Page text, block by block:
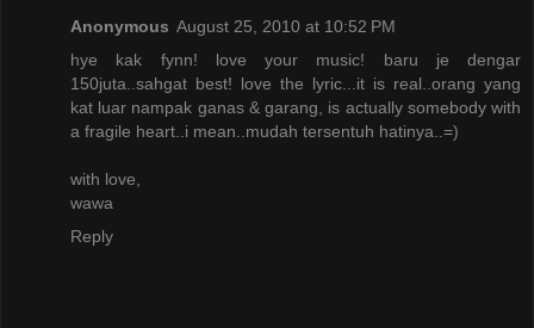
Anonymous August 25, 2010 at 10:52 PM
hye kak fynn! love your music! baru je dengar
150juta..sahgat best! love the lyric...it is real..orang yang
kat luar nampak ganas & garang, is actually somebody with
a fragile heart..i mean..mudah tersentuh hatinya..=)
with love,
wawa
Reply